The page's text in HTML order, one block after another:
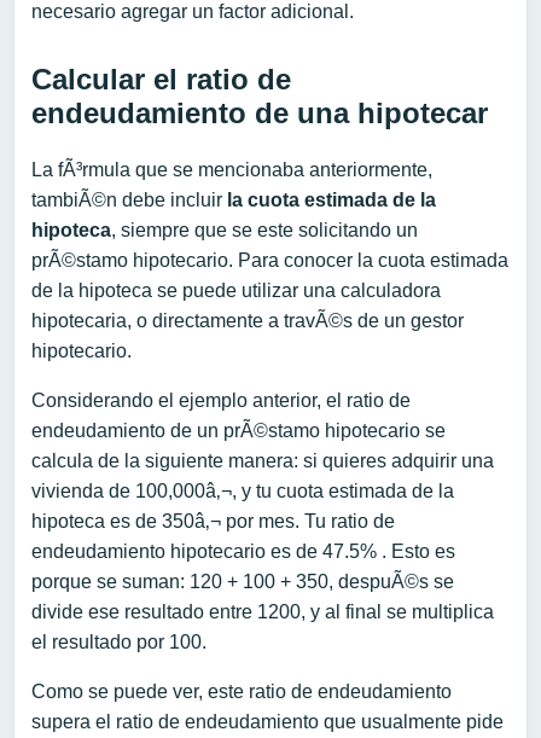
necesario agregar un factor adicional.
Calcular el ratio de
endeudamiento de una hipotecar
La fÃ³rmula que se mencionaba anteriormente,
tambiÃ©n debe incluir la cuota estimada de la
hipoteca, siempre que se este solicitando un
prÃ©stamo hipotecario. Para conocer la cuota estimada
de la hipoteca se puede utilizar una calculadora
hipotecaria, o directamente a travÃ©s de un gestor
hipotecario.
Considerando el ejemplo anterior, el ratio de
endeudamiento de un prÃ©stamo hipotecario se
calcula de la siguiente manera: si quieres adquirir una
vivienda de 100,000â‚¬, y tu cuota estimada de la
hipoteca es de 350â‚¬ por mes. Tu ratio de
endeudamiento hipotecario es de 47.5% . Esto es
porque se suman: 120 + 100 + 350, despuÃ©s se
divide ese resultado entre 1200, y al final se multiplica
el resultado por 100.
Como se puede ver, este ratio de endeudamiento
supera el ratio de endeudamiento que usualmente pide